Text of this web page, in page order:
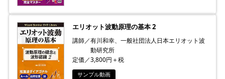
エリオット波動原理の基本 2
講師／有川和幸、一般社団法人日本エリオット波
動研究所
定価／3,800円＋税
サンプル動画